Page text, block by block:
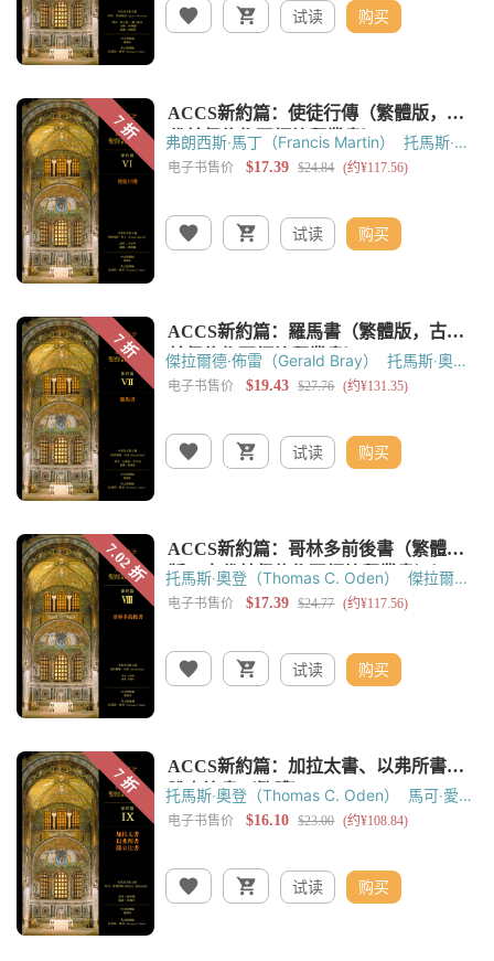
试读 购买
弗朗西斯‧馬丁（Francis Martin）
托馬斯‧奧
登（Thomas C. Oden） 黃錫木 黃鳳儀
试读 购买
傑拉爾德·佈雷（Gerald Bray）
托馬斯‧奧登
（Thomas C. Oden） 黃錫木
试读 购买
托馬斯‧奧登（Thomas C. Oden）
傑拉爾德·
佈雷（Gerald Bray）
试读 购买
托馬斯‧奧登（Thomas C. Oden）
馬可‧愛德
華斯（Mark J. Edwards） 黃錫木
试读 购买